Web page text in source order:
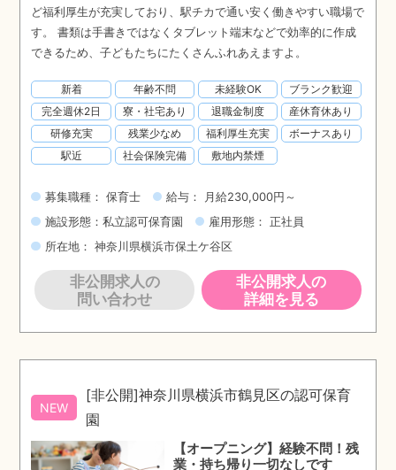
ど福利厚生が充実しており、駅チカで通い安く働きやすい職場で
す。 書類は手書きではなくタブレット端末などで効率的に作成
できるため、子どもたちにたくさんふれあえますよ。
新着 年齢不問 未経験OK
ブランク歓迎
完全週休2日
寮・社宅あり 退職金制度
産休育休あり
研修充実
残業少なめ 福利厚生充実
ボーナスあり
駅近
社会保険完備 敷地内禁煙
募集職種： 保育士
給与： 月給230,000円～
施設形態：私立認可保育園
雇用形態： 正社員
所在地： 神奈川県横浜市保土ケ谷区
非公開求人の
問い合わせ
非公開求人の
詳細を見る
NEW
[非公開]神奈川県横浜市鶴見区の認可保育
園
【オープニング】経験不問！残
業・持ち帰り一切なしです